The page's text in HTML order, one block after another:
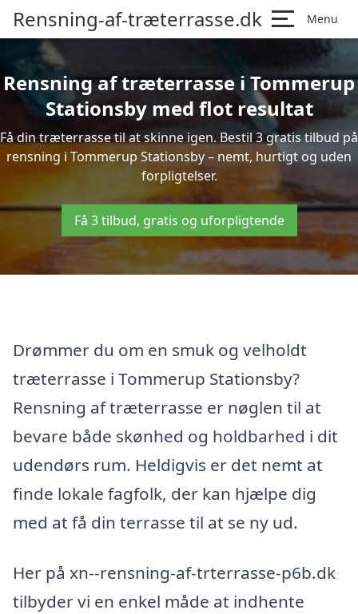
Rensning-af-træterrasse.dk Menu
Rensning af træterrasse i Tommerup
Stationsby med flot resultat
Få din træterrasse til at skinne igen. Bestil 3 gratis tilbud på
rensning i Tommerup Stationsby – nemt, hurtigt og uden
forpligtelser.
Få 3 tilbud, gratis og uforpligtende
Drømmer du om en smuk og velholdt
træterrasse i Tommerup Stationsby?
Rensning af træterrasse er nøglen til at
bevare både skønhed og holdbarhed i dit
udendørs rum. Heldigvis er det nemt at
finde lokale fagfolk, der kan hjælpe dig
med at få din terrasse til at se ny ud.
Her på xn--rensning-af-trterrasse-p6b.dk
tilbyder vi en enkel måde at indhente